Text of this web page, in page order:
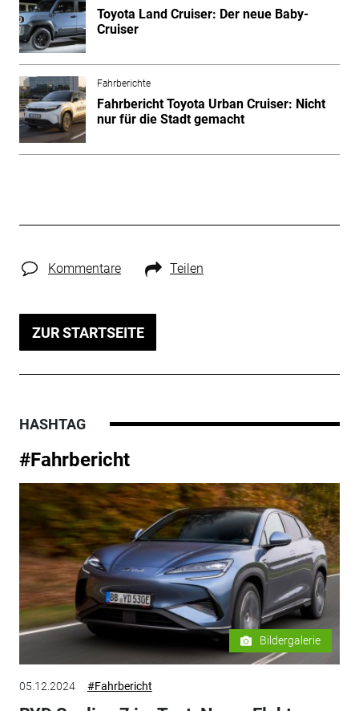
Toyota Land Cruiser: Der neue Baby-
Cruiser
Fahrberichte
Fahrbericht Toyota Urban Cruiser: Nicht
nur für die Stadt gemacht
Kommentare Teilen
ZUR STARTSEITE
HASHTAG
#Fahrbericht
Bildergalerie
05.12.2024 #Fahrbericht